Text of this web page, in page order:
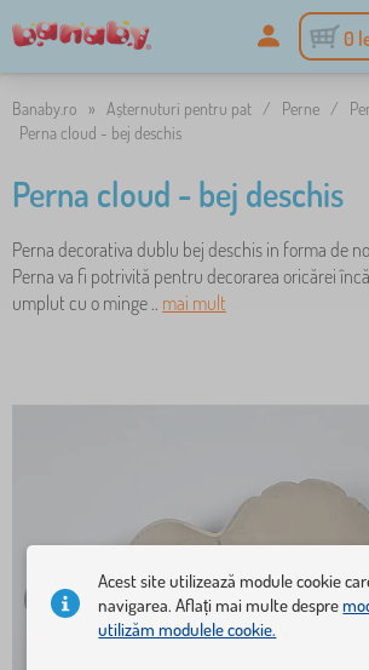
0
Banaby.ro » Așternuturi pentru pat / Perne /
Perna cloud - bej deschis
Perna cloud - bej deschis
Perna decorativa dublu bej deschis in forma de
Perna va fi potrivită pentru decorarea oricărei
umplut cu o minge .. mai mult
Acest site utilizează module cookie
navigarea. Aflați mai multe despre
utilizăm modulele cookie.